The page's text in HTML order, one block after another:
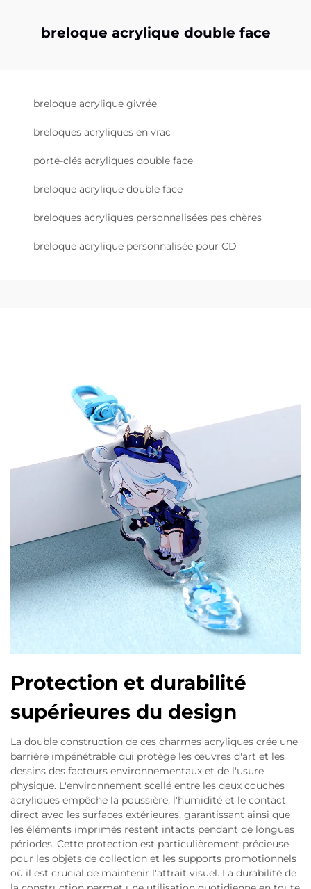
breloque acrylique double face
breloque acrylique givrée
breloques acryliques en vrac
porte-clés acryliques double face
breloque acrylique double face
breloques acryliques personnalisées pas chères
breloque acrylique personnalisée pour CD
Protection et durabilité
supérieures du design
La double construction de ces charmes acryliques crée une
barrière impénétrable qui protège les œuvres d'art et les
dessins des facteurs environnementaux et de l'usure
physique. L'environnement scellé entre les deux couches
acryliques empêche la poussière, l'humidité et le contact
direct avec les surfaces extérieures, garantissant ainsi que
les éléments imprimés restent intacts pendant de longues
périodes. Cette protection est particulièrement précieuse
pour les objets de collection et les supports promotionnels
où il est crucial de maintenir l'attrait visuel. La durabilité de